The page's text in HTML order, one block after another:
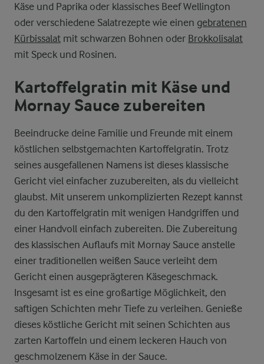
Käse und Paprika oder klassisches Beef Wellington
oder verschiedene Salatrezepte wie einen gebratenen
Kürbissalat mit schwarzen Bohnen oder Brokkolisalat
mit Speck und Rosinen.
Kartoffelgratin mit Käse und
Mornay Sauce zubereiten
Beeindrucke deine Familie und Freunde mit einem
köstlichen selbstgemachten Kartoffelgratin. Trotz
seines ausgefallenen Namens ist dieses klassische
Gericht viel einfacher zuzubereiten, als du vielleicht
glaubst. Mit unserem unkomplizierten Rezept kannst
du den Kartoffelgratin mit wenigen Handgriffen und
einer Handvoll einfach zubereiten. Die Zubereitung
des klassischen Auflaufs mit Mornay Sauce anstelle
einer traditionellen weißen Sauce verleiht dem
Gericht einen ausgeprägteren Käsegeschmack.
Insgesamt ist es eine großartige Möglichkeit, den
saftigen Schichten mehr Tiefe zu verleihen. Genieße
dieses köstliche Gericht mit seinen Schichten aus
zarten Kartoffeln und einem leckeren Hauch von
geschmolzenem Käse in der Sauce.